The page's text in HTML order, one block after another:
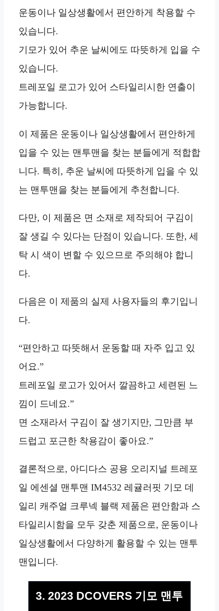
운동이나 일상생활에서 편안하게 착용할 수
있습니다.
기모가 있어 추운 날씨에도 따뜻하게 입을 수
있습니다.
트레포일 로고가 있어 스타일리시한 연출이
가능합니다.
이 제품은 운동이나 일상생활에서 편안하게
입을 수 있는 맨투맨을 찾는 분들에게 적합합
니다. 특히, 추운 날씨에 따뜻하게 입을 수 있
는 맨투맨을 찾는 분들에게 추천합니다.
다만, 이 제품은 면 소재로 제작되어 구김이
잘 생길 수 있다는 단점이 있습니다. 또한, 세
탁 시 색이 변할 수 있으므로 주의해야 합니
다.
다음은 이 제품의 실제 사용자들의 후기입니
다.
“편안하고 따뜻해서 운동할 때 자주 입고 있
어요.”
트레포일 로고가 있어서 깔끔하고 세련된 느
낌이 드네요.”
면 소재라서 구김이 잘 생기지만, 그만큼 부
드럽고 포근한 착용감이 좋아요.”
결론적으로, 아디다스 공용 오리지널 트레포
일 에센셜 맨투맨 IM4532 레귤러핏 기모 데
일리 캐주얼 크루넥 블랙 제품은 편안함과 스
타일리시함을 모두 갖춘 제품으로, 운동이나
일상생활에서 다양하게 활용할 수 있는 맨투
맨입니다.
3. 2023 DCOVERS 기모 맨투